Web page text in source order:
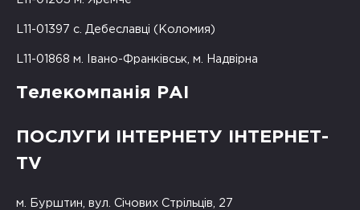
L11-01397 с. Дебеславці (Коломия)
L11-01868 м. Івано-Франківськ, м. Надвірна
Телекомпанія РАІ
ПОСЛУГИ ІНТЕРНЕТУ ІНТЕРНЕТ-
TV
м. Бурштин, вул. Січових Стрільців, 27